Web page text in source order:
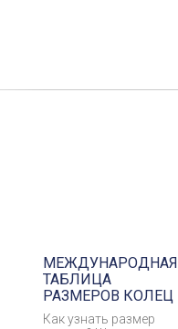
МЕЖДУНАРОДНАЯ
ТАБЛИЦА
РАЗМЕРОВ КОЛЕЦ
Как узнать размер